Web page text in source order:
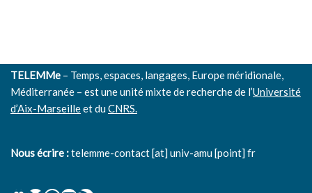
TELEMMe – Temps, espaces, langages, Europe méridionale,
Méditerranée – est une unité mixte de recherche de l’Université
d’Aix-Marseilleet duCNRS.
Nous écrire :telemme-contact [at] univ-amu [point] fr